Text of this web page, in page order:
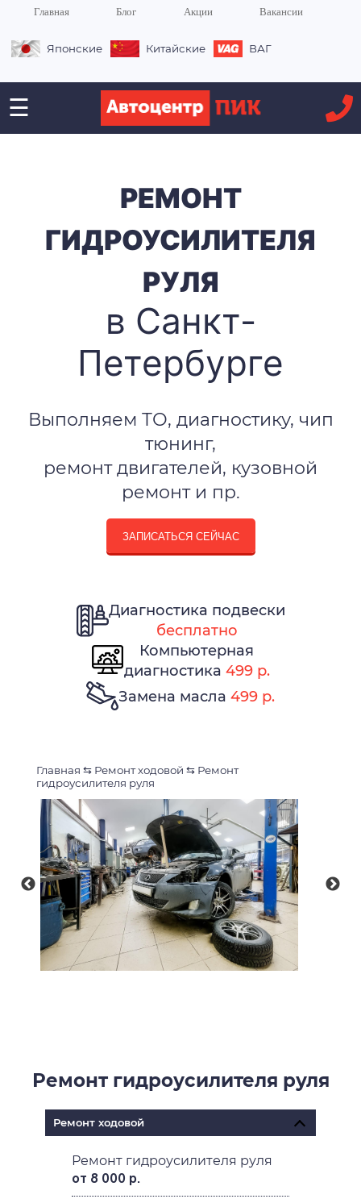
Главная Блог Акции Вакансии
Японские Китайские ВАГ
☰
РЕМОНТ
ГИДРОУСИЛИТЕЛЯ
РУЛЯ
в Санкт-
Петербурге
Выполняем ТО, диагностику, чип
тюнинг,
ремонт двигателей, кузовной
ремонт и пр.
ЗАПИСАТЬСЯ СЕЙЧАС
Диагностика подвески
бесплатно
Компьютерная
диагностика 499 р.
Замена масла 499 р.
Главная ⇆ Ремонт ходовой ⇆ Ремонт
гидроусилителя руля
Ремонт гидроусилителя руля
Ремонт ходовой
Ремонт гидроусилителя руля
от 8 000 р.